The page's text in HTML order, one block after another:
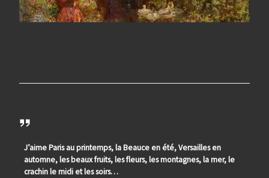
J’aime Paris au printemps, la Beauce en été, Versailles en
automne, les beaux fruits, les fleurs, les montagnes, la mer, le
crachin le midi et les soirs…